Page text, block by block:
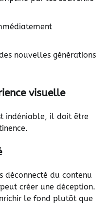
nouvelles générations
visuelle
indéniable, il doit être
du contenu
créer une déception.
le fond plutôt que